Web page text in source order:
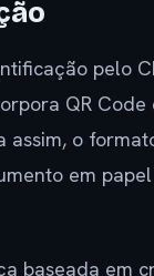
pelo
QR
o
em
baseada em